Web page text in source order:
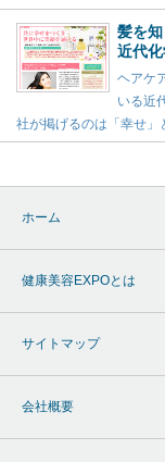
髪を
近代
ヘアケ
いる近
社が掲げるのは「幸せ」
ホーム
健康美容EXPOとは
サイトマップ
会社概要